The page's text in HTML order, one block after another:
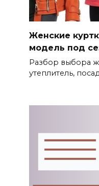
Женские
модель под
Разбор выбора
утеплитель,